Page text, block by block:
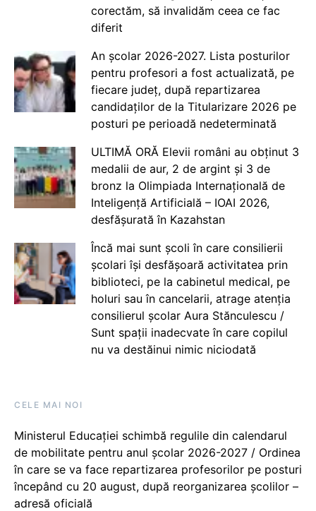
corectăm, să invalidăm ceea ce fac
diferit
An școlar 2026-2027. Lista posturilor
pentru profesori a fost actualizată, pe
fiecare județ, după repartizarea
candidaților de la Titularizare 2026 pe
posturi pe perioadă nedeterminată
ULTIMĂ ORĂ Elevii români au obținut 3
medalii de aur, 2 de argint și 3 de
bronz la Olimpiada Internațională de
Inteligență Artificială – IOAI 2026,
desfășurată în Kazahstan
Încă mai sunt școli în care consilierii
școlari își desfășoară activitatea prin
biblioteci, pe la cabinetul medical, pe
holuri sau în cancelarii, atrage atenția
consilierul școlar Aura Stănculescu /
Sunt spații inadecvate în care copilul
nu va destăinui nimic niciodată
CELE MAI NOI
Ministerul Educației schimbă regulile din calendarul
de mobilitate pentru anul școlar 2026-2027 / Ordinea
în care se va face repartizarea profesorilor pe posturi
începând cu 20 august, după reorganizarea școlilor –
adresă oficială